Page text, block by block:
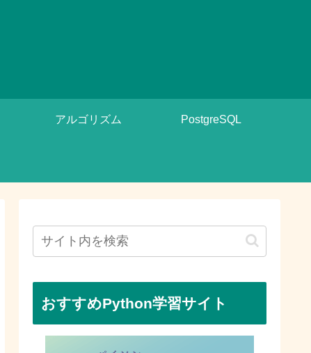
アルゴリズム PostgreSQL
おすすめPython学習サイト